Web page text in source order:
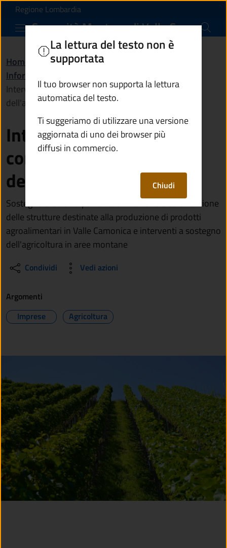
Vai al contenuto principale
Interventi, attività e
Regione Lombardia
Comunità Montana di Valle Camonica
Home Amministrazione
Informazioni istituzionali
Interventi, attività e contributi a sostegno
dell'agricoltura
Interventi, attività e
contributi a sostegno
dell'agricoltura
Sostegno creditizio per la valorizzazione e certificazione
delle strutture destinate alla produzione di prodotti
agroalimentari in Valle Camonica e interventi a sostegno
dell'agricoltura in aree montane
Condividi Vedi azioni
La lettura del testo non è
supportata
Il tuo browser non supporta la lettura
automatica del testo.
Ti suggeriamo di utilizzare una versione
aggiornata di uno dei browser più
diffusi in commercio.
Chiudi
Argomenti
Imprese
Agricoltura